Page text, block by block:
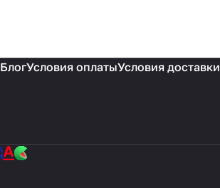
БлогУсловия оплатыУсловия доставки